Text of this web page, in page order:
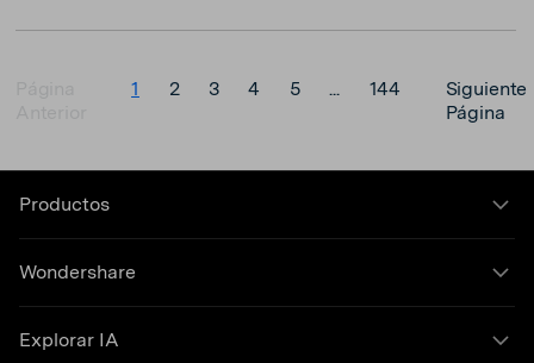
1 2 3 4 5 ... 144
Siguiente
Página
Productos
Wondershare
Explorar IA